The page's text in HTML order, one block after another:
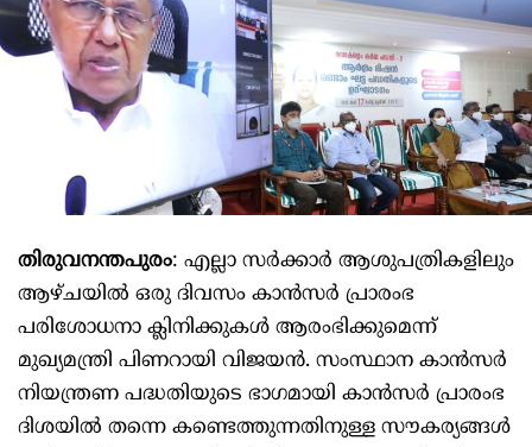
തിരുവനന്തപുരം: എല്ലാ സര്‍ക്കാര്‍ ആശുപത്രികളിലും
ആഴ്ചയില്‍ ഒരു ദിവസം കാന്‍സര്‍ പ്രാരംഭ
പരിശോധനാ ക്ലിനിക്കുകള്‍ ആരംഭിക്കുമെന്ന്
മുഖ്യമന്ത്രി പിണറായി വിജയന്‍. സംസ്ഥാന കാന്‍സര്‍
നിയന്ത്രണ പദ്ധതിയുടെ ഭാഗമായി കാന്‍സര്‍ പ്രാരംഭ
ദിശയില്‍ തന്നെ കണ്ടെത്തുന്നതിനുള്ള സൗകര്യങ്ങള്‍